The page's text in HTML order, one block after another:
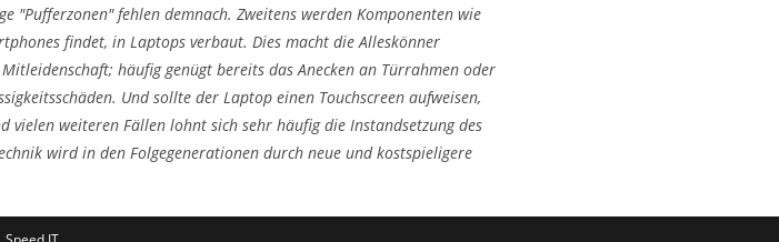
"Pufferzonen" fehlen demnach. Zweitens werden Komponenten wie
findet, in Laptops verbaut. Dies macht die Alleskönner
häufig genügt bereits das Anecken an Türrahmen oder
Und sollte der Laptop einen Touchscreen aufweisen,
weiteren Fällen lohnt sich sehr häufig die Instandsetzung des
wird in den Folgegenerationen durch neue und kostspieligere